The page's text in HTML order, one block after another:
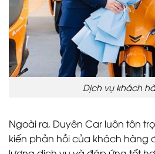
Dịch vụ khách
Ngoài ra, Duyên Car luôn tôn
kiến phản hồi của khách hàng